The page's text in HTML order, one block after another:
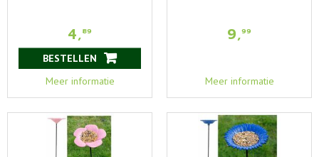
4,89
Meer informatie
BESTELLEN
9,99
Meer informatie